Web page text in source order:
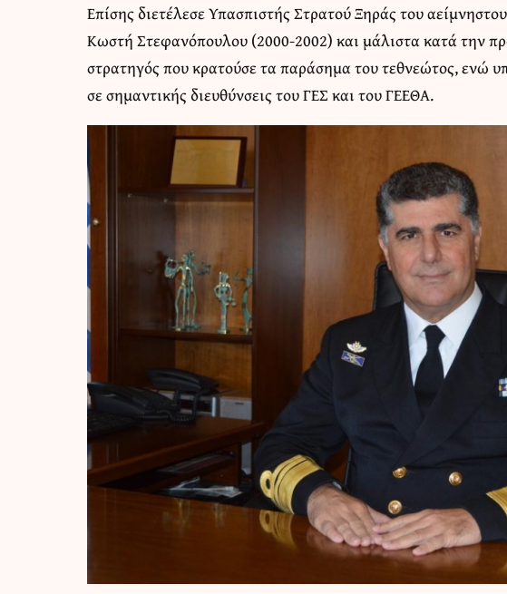
Επίσης διετέλεσε Υπασπιστής Στρατού Ξηράς του
Κωστή Στεφανόπουλου (2000-2002) και μάλιστα κατά την
στρατηγός που κρατούσε τα παράσημα του τεθνεώτος, ενώ
σε σημαντικής διευθύνσεις του ΓΕΣ και του ΓΕΕΘΑ.